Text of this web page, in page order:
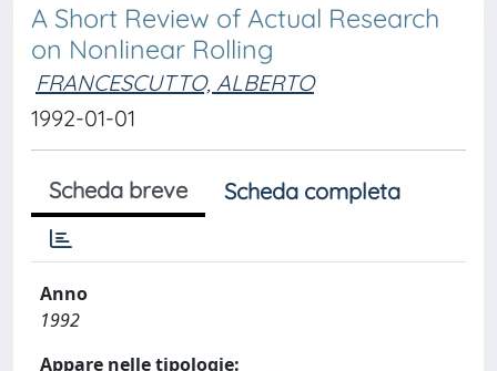
A Short Review of Actual Research
on Nonlinear Rolling
FRANCESCUTTO, ALBERTO
1992-01-01
Scheda breve Scheda completa
Anno
1992
Appare nelle tipologie: